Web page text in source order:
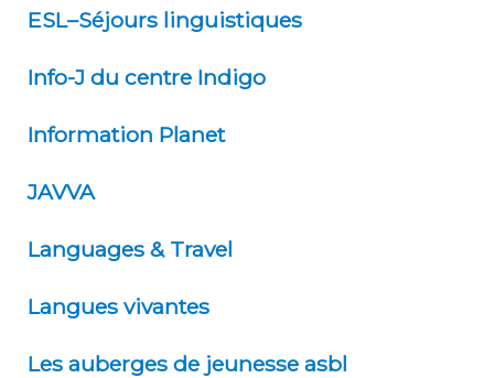
ESL–Séjours linguistiques
ESL – Séjours Linguistiques
Info-J du centre Indigo
Information Planet
JAVVA
Languages & Travel
Langues vivantes
Les auberges de jeunesse asbl